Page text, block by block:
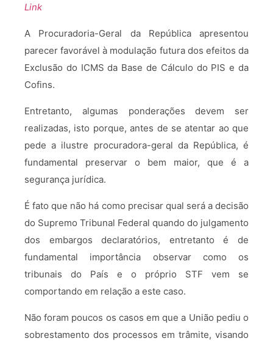
Link
A Procuradoria-Geral da República apresentou
parecer favorável à modulação futura dos efeitos da
Exclusão do ICMS da Base de Cálculo do PIS e da
Cofins.
Entretanto, algumas ponderações devem ser
realizadas, isto porque, antes de se atentar ao que
pede a ilustre procuradora-geral da República, é
fundamental preservar o bem maior, que é a
segurança jurídica.
É fato que não há como precisar qual será a decisão
do Supremo Tribunal Federal quando do julgamento
dos embargos declaratórios, entretanto é de
fundamental importância observar como os
tribunais do País e o próprio STF vem se
comportando em relação a este caso.
Não foram poucos os casos em que a União pediu o
sobrestamento dos processos em trâmite, visando